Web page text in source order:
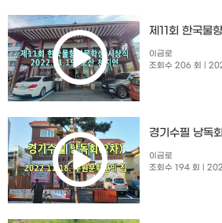
제11회 한국물
이금로
조회수 206 회
|
경기수필 낭독
이금로
조회수 194 회
|